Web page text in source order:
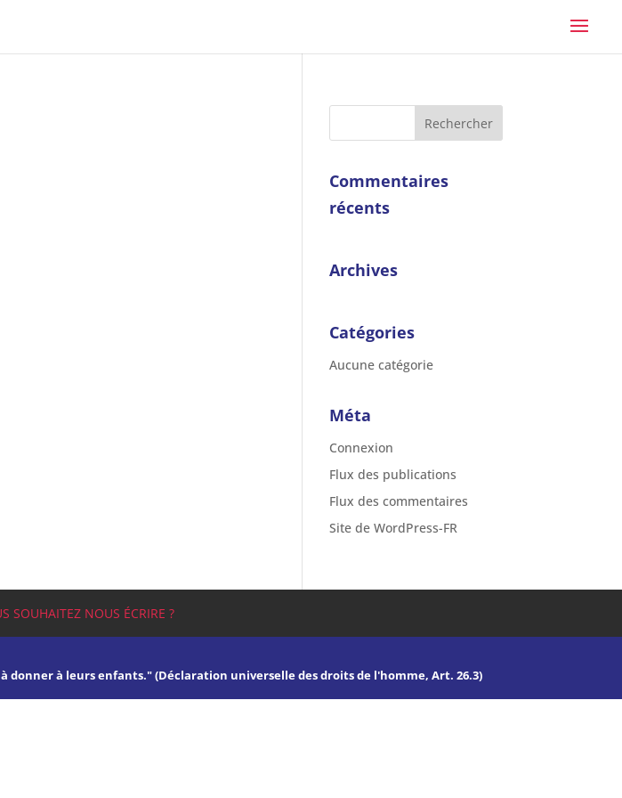
Commentaires
récents
Archives
Catégories
Aucune catégorie
Méta
Connexion
Flux des publications
Flux des commentaires
Site de WordPress-FR
SOUHAITEZ NOUS ÉCRIRE ?
à leurs enfants." (Déclaration universelle des droits de l'homme, Art. 26.3)